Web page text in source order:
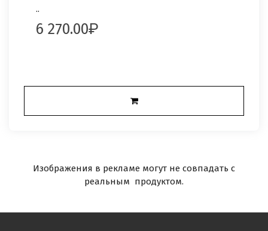
..
6 270.00
Изображения в рекламе могут не совпадать с
реальным продуктом.